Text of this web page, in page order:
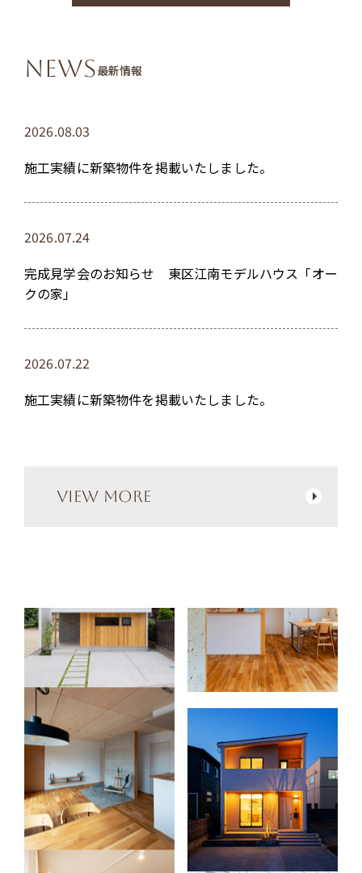
NEWS最新情報
2026.08.03
施工実績に新築物件を掲載いたしました。
2026.07.24
完成見学会のお知らせ 東区江南モデルハウス「オー
クの家」
2026.07.22
施工実績に新築物件を掲載いたしました。
VIEW MORE